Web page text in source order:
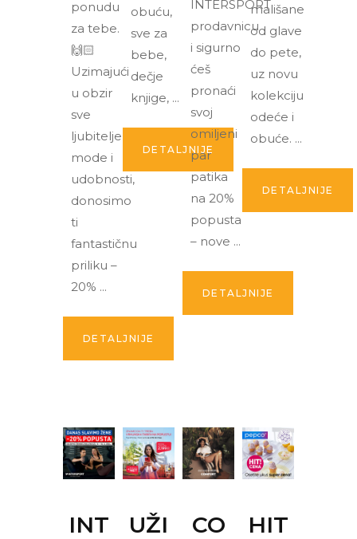
ponudu
za tebe.
🙌🏻
Uzimajući
u obzir
sve
ljubitelje
mode i
udobnosti,
donosimo
ti
fantastičnu
priliku –
20%
DETALJNIJE
obuću,
sve za
bebe,
dečje
knjige,
DETALJNIJE
INTERSPORT
prodavnicu
i sigurno
ćeš
pronaći
svoj
omiljeni
par
patika
na 20%
popusta
– nove
DETALJNIJE
mališane
od glave
do pete,
uz novu
kolekciju
odeće i
obuće.
DETALJNIJE
INT
UŽI
CO
HIT